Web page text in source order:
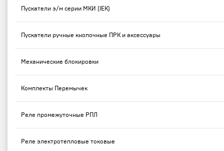
Пускатели э/м серии МКИ (IEK)
Пускатели ручные кнопочные ПРК и аксессуары
Механические блокировки
Комплекты Перемычек
Реле промежуточные РПЛ
Реле электротепловые токовые